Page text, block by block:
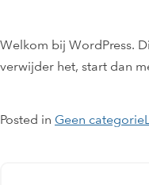
Welkom bij WordPress.
verwijder het, start dan
Posted in Geen categorie